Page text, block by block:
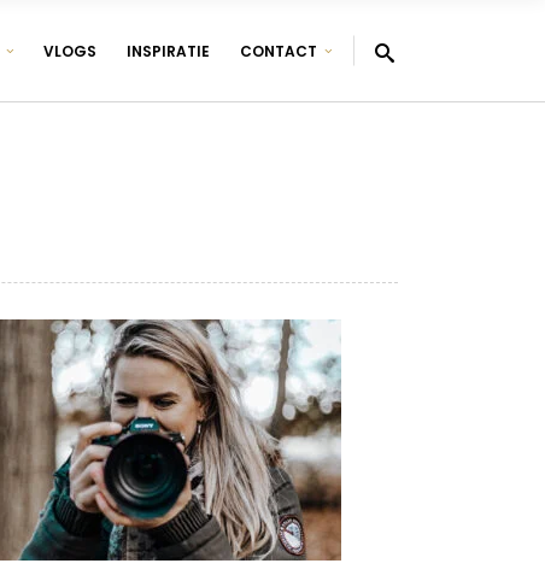
VLOGS INSPIRATIE CONTACT